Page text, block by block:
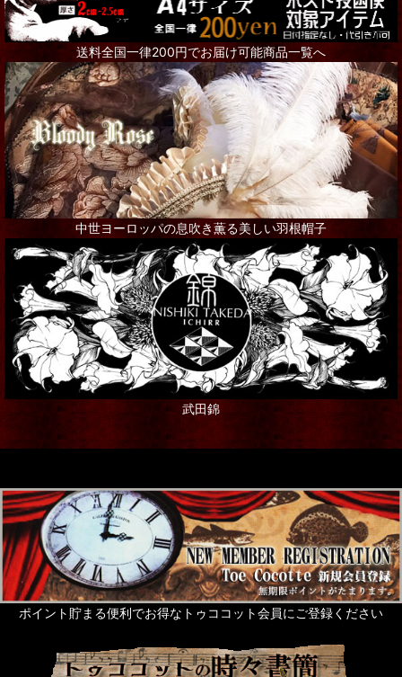
送料全国一律200円でお届け可能商品一覧へ
中世ヨーロッパの息吹き薫る美しい羽根帽子
武田錦
ポイント貯まる便利でお得なトゥココット会員にご登録ください